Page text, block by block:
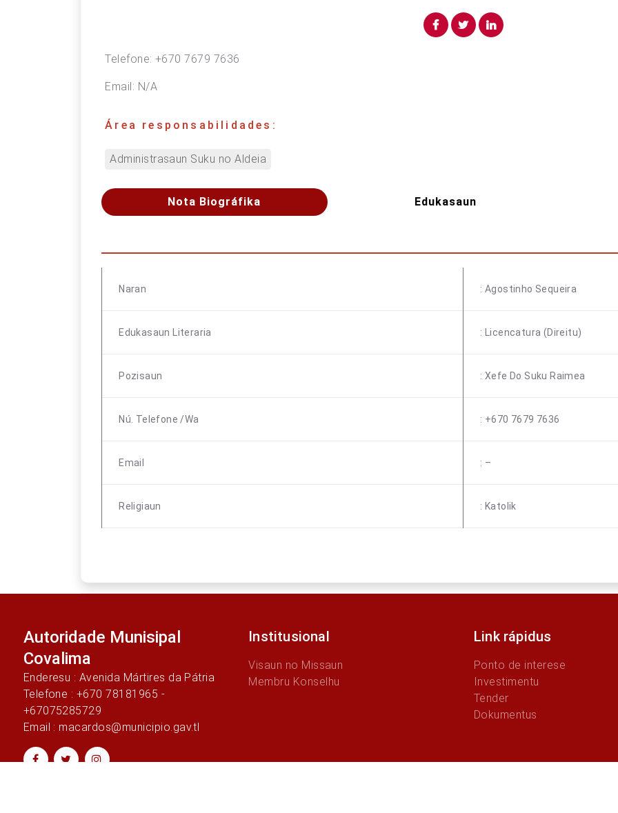
Telefone:+670 7679 7636
Email: N/A
Área responsabilidades:
Administrasaun Suku no Aldeia
Nota Biográfika Edukasaun
Naran : Agostinho Sequeira
Edukasaun Literaria : Licencatura (Direitu)
Pozisaun : Xefe Do Suku Raimea
Nú. Telefone /wa : +670 7679 7636
Email : –
Religiaun : Katolik
Autoridade Munisipal
Covalima
Enderesu : Avenida Mártires da Pátria
Telefone : +670 78181965 -
+67075285729
Email : macardos@municipio.gav.tl
Institusional
Visaun no Missaun
Membru Konselhu
Link rápidus
Ponto de interese
Investimentu
Tender
Dokumentus